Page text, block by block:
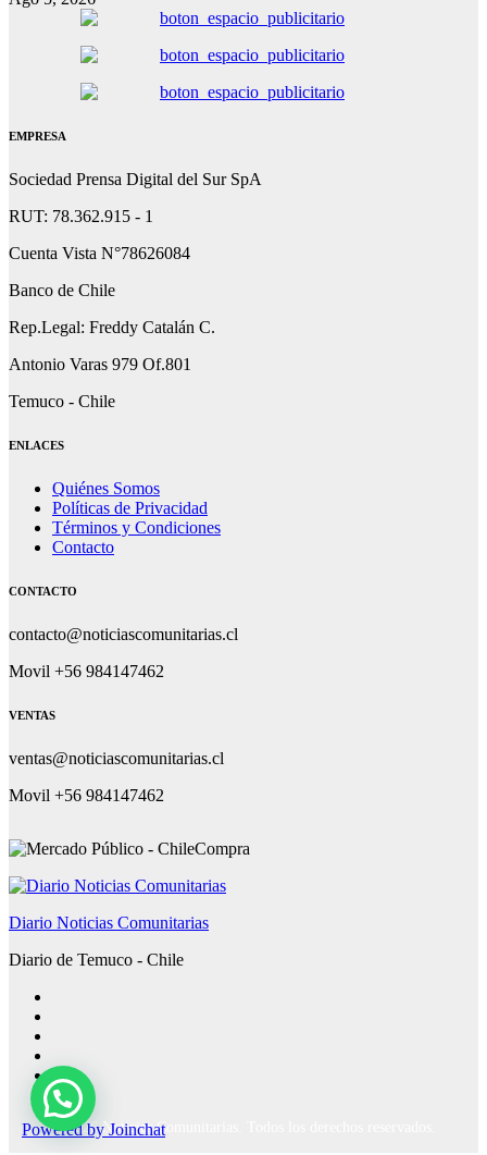
EMPRESA
Sociedad Prensa Digital del Sur SpA
RUT: 78.362.915 - 1
Cuenta Vista N°78626084
Banco de Chile
Rep.Legal: Freddy Catalán C.
Antonio Varas 979 Of.801
Temuco - Chile
ENLACES
Quiénes Somos
Políticas de Privacidad
Términos y Condiciones
Contacto
CONTACTO
contacto@noticiascomunitarias.cl
Movil +56 984147462
VENTAS
ventas@noticiascomunitarias.cl
Movil +56 984147462
Diario Noticias Comunitarias
Diario de Temuco - Chile
Powered by Joinchat